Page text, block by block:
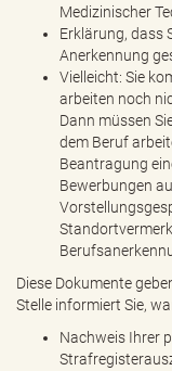
Medizinischer
Erklärung, dass
Anerkennung
Vielleicht: Sie
arbeiten noch
Dann müssen
dem Beruf
Beantragung
Bewerbungen
Diese Dokumente
Stelle informiert Sie,
Nachweis Ihrer